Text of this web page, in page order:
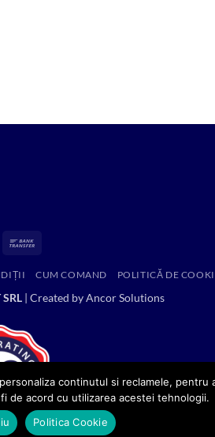
lei.
Cash
CUM COMAND POLITICĂ DE
| Created byAncor Solutions
continutul si reclamele,
de acord cu utilizarea acestei tehnologii.
Politica Cookie